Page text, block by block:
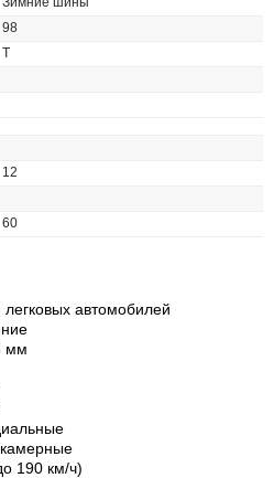
98
T
12
60
легковых автомобилей
мм
190 км/ч)